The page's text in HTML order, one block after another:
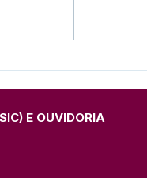
E OUVIDORIA